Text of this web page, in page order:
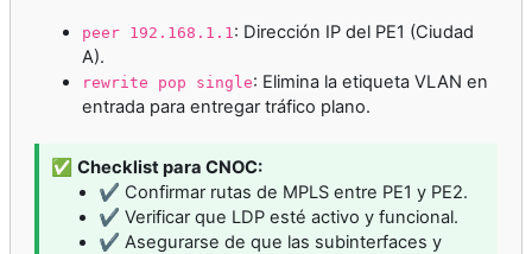
peer 192.168.1.1 : Dirección IP del PE1 (Ciudad
A).
rewrite pop single: Elimina la etiqueta VLAN en
entrada para entregar tráfico plano.
✅ Checklist para CNOC:
✔️ Confirmar rutas de MPLS entre PE1 y PE2.
✔️ Verificar que LDP esté activo y funcional.
✔️ Asegurarse de que las subinterfaces y